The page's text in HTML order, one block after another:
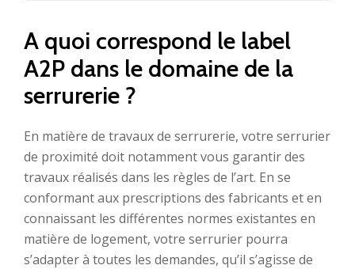
A quoi correspond le label
A2P dans le domaine de la
serrurerie ?
En matière de travaux de serrurerie, votre serrurier
de proximité doit notamment vous garantir des
travaux réalisés dans les règles de l’art. En se
conformant aux prescriptions des fabricants et en
connaissant les différentes normes existantes en
matière de logement, votre serrurier pourra
s’adapter à toutes les demandes, qu’il s’agisse de